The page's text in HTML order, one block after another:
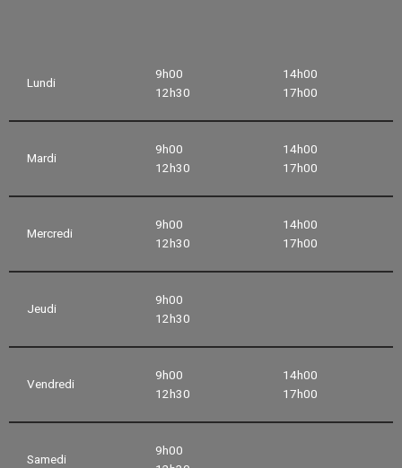
Lundi
9h00
12h30
14h00
17h00
Mardi
9h00
12h30
14h00
17h00
Mercredi
9h00
12h30
14h00
17h00
Jeudi
9h00
12h30
Vendredi
9h00
12h30
14h00
17h00
Samedi
9h00